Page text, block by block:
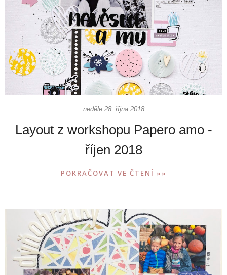
neděle 28. října 2018
Layout z workshopu Papero amo -
říjen 2018
POKRAČOVAT VE ČTENÍ »»